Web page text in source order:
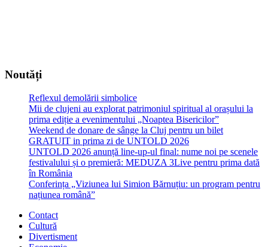
Noutăți
Reflexul demolării simbolice
Mii de clujeni au explorat patrimoniul spiritual al orașului la
prima ediție a evenimentului „Noaptea Bisericilor”
Weekend de donare de sânge la Cluj pentru un bilet
GRATUIT in prima zi de UNTOLD 2026
UNTOLD 2026 anunță line-up-ul final: nume noi pe scenele
festivalului și o premieră: MEDUZA 3Live pentru prima dată
în România
Conferința „Viziunea lui Simion Bărnuțiu: un program pentru
națiunea română”
Contact
Cultură
Divertisment